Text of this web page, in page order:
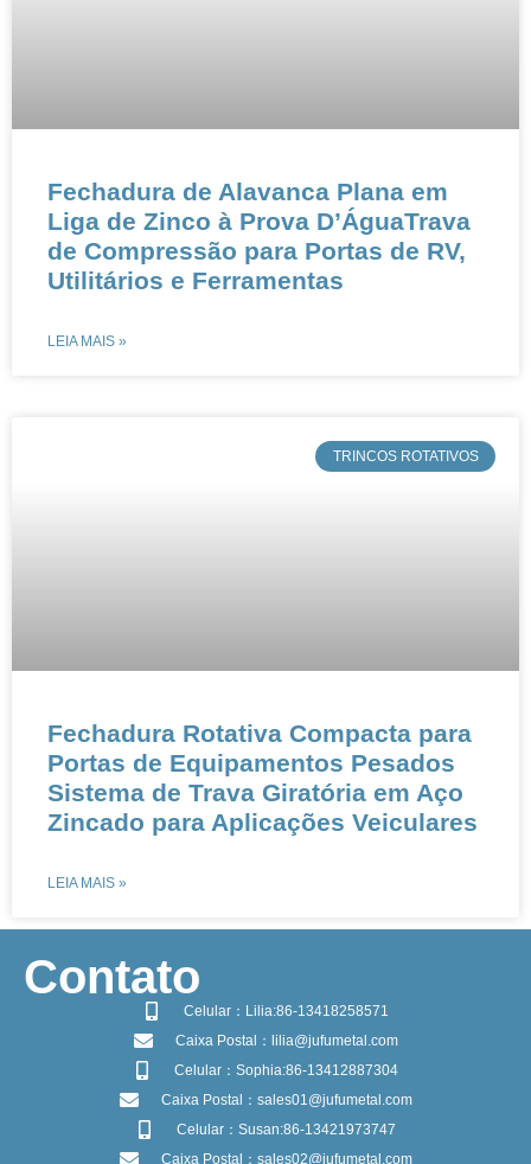
Fechadura de Alavanca Plana em
Liga de Zinco à Prova D’ÁguaTrava
de Compressão para Portas de RV,
Utilitários e Ferramentas
LEIA MAIS »
​TRINCOS ROTATIVOS
Fechadura Rotativa Compacta para
Portas de Equipamentos Pesados​​​​
Sistema de Trava Giratória em Aço
Zincado para Aplicações Veiculares​​
LEIA MAIS »
​Contato
Celular：Lilia:86-13418258571
Caixa Postal：lilia@jufumetal.com
Celular：Sophia:86-13412887304
Caixa Postal：sales01@jufumetal.com
Celular：Susan:86-13421973747
Caixa Postal：sales02@jufumetal.com